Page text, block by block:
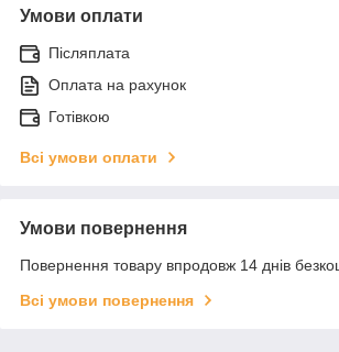
Умови оплати
Післяплата
Оплата на рахунок
Готівкою
Всі умови оплати
Умови повернення
Повернення товару впродовж 14 днів
Всі умови повернення